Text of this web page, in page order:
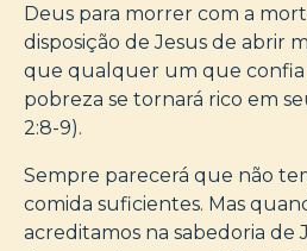
Deus para morrer com a
disposição de Jesus de abrir
que qualquer um que confia
pobreza se tornará rico em
2:8-9).
Sempre parecerá que não
comida suficientes. Mas
acreditamos na sabedoria de